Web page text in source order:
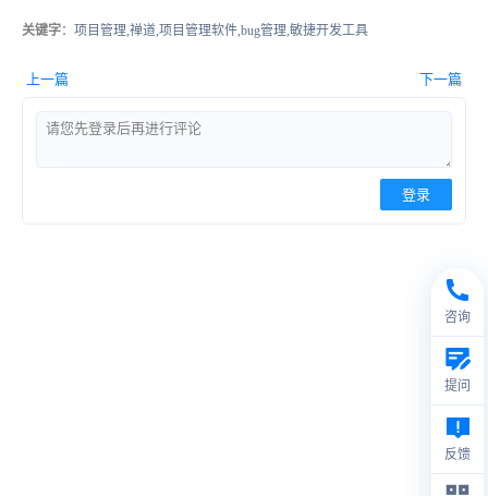
关键字：项目管理,禅道,项目管理软件,bug管理,敏捷开发工具
上一篇 下一篇
登录
咨询
提问
反馈